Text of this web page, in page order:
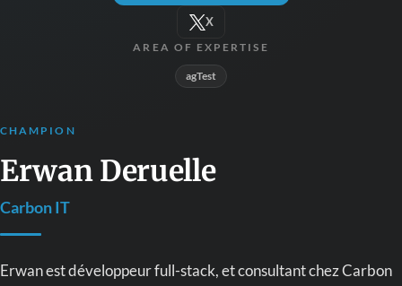
X
AREA OF EXPERTISE
agTest
CHAMPION
Erwan Deruelle
Carbon IT
Erwan est développeur full-stack, et consultant chez Carbon